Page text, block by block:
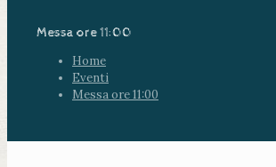
Messa ore 11:00
Home
Eventi
Messa ore 11:00